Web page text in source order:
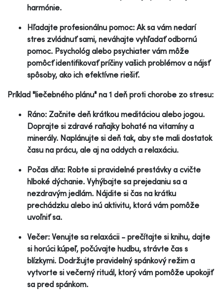
harmónie.
Hľadajte profesionálnu pomoc: Ak sa vám nedarí
stres zvládnuť sami, neváhajte vyhľadať odbornú
pomoc. Psychológ alebo psychiater vám môže
pomôcť identifikovať príčiny vašich problémov a nájsť
spôsoby, ako ich efektívne riešiť.
Príklad "liečebného plánu" na 1 deň proti chorobe zo stresu:
Ráno: Začnite deň krátkou meditáciou alebo jogou.
Doprajte si zdravé raňajky bohaté na vitamíny a
minerály. Naplánujte si deň tak, aby ste mali dostatok
času na prácu, ale aj na oddych a relaxáciu.
Počas dňa: Robte si pravidelné prestávky a cvičte
hlboké dýchanie. Vyhýbajte sa prejedaniu sa a
nezdravým jedlám. Nájdite si čas na krátku
prechádzku alebo inú aktivitu, ktorá vám pomôže
uvoľniť sa.
Večer: Venujte sa relaxácii - prečítajte si knihu, dajte
si horúci kúpeľ, počúvajte hudbu, strávte čas s
blízkymi. Dodržujte pravidelný spánkový režim a
vytvorte si večerný rituál, ktorý vám pomôže upokojiť
sa pred spánkom.